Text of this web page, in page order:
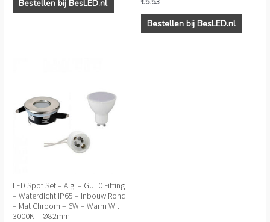
Bestellen bij BesLED.nl
Bestellen bij BesLED.nl
LED Spot Set – Aigi – GU10 Fitting
– Waterdicht IP65 – Inbouw Rond
– Mat Chroom – 6W – Warm Wit
3000K – Ø82mm